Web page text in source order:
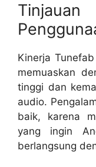
Kinerja
memuaskan
tinggi dan
audio.
baik, karena
yang ingin
berlangsung